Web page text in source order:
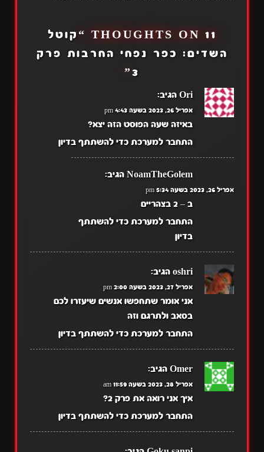
11 THOUGHTS ON “
קוטל
השדים: כפר נפחי החרבות פרק
3
”
Ori הגיב:
אפריל 26, 2023 בשעה 4:43 pm
באיזה שעה הפוסט הזה יצא?
התחבר למערכת כדי להשתתף בדיון
NoamTheGolem הגיב:
אפריל 26, 2023 בשעה 5:34 pm
ב – 2 בצהריים
התחבר למערכת כדי להשתתף
בדיון
oshri הגיב:
אפריל 27, 2023 בשעה 2:00 pm
אני אומר שתחפשו אנשים שיעזרו לכם
בסאב ולתרגם וזה
התחבר למערכת כדי להשתתף בדיון
Omer הגיב:
אפריל 28, 2023 בשעה 11:59 am
איך אני רואה את פרק 2?
התחבר למערכת כדי להשתתף בדיון